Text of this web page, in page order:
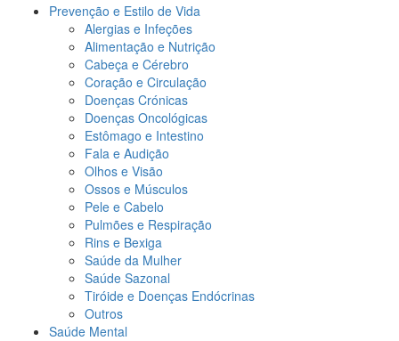
Prevenção e Estilo de Vida
Alergias e Infeções
Alimentação e Nutrição
Cabeça e Cérebro
Coração e Circulação
Doenças Crónicas
Doenças Oncológicas
Estômago e Intestino
Fala e Audição
Olhos e Visão
Ossos e Músculos
Pele e Cabelo
Pulmões e Respiração
Rins e Bexiga
Saúde da Mulher
Saúde Sazonal
Tiróide e Doenças Endócrinas
Outros
Saúde Mental